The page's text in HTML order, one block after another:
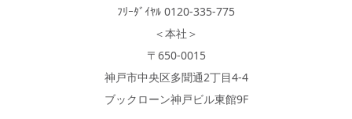
ﾌﾘｰﾀﾞｲﾔﾙ 0120-335-775
＜本社＞
〒650-0015
神戸市中央区多聞通2丁目4-4
ブックローン神戸ビル東館9F